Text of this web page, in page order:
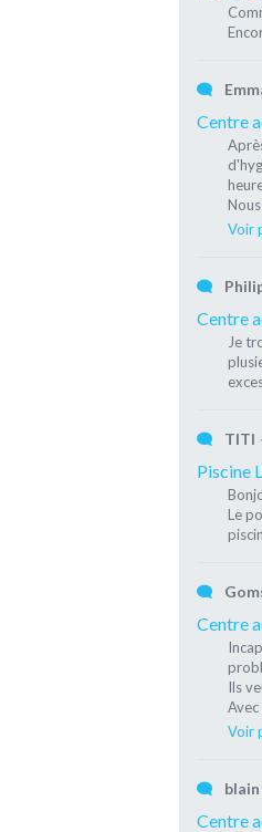
Centre
Voir
Centre
Je
TITI
Piscine
Le
Centre
Ils
Voir
blain
Centre